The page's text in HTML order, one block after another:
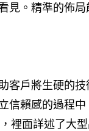
見。精準的佈
戶將生硬的
信賴感的過程
，裡面詳述了大